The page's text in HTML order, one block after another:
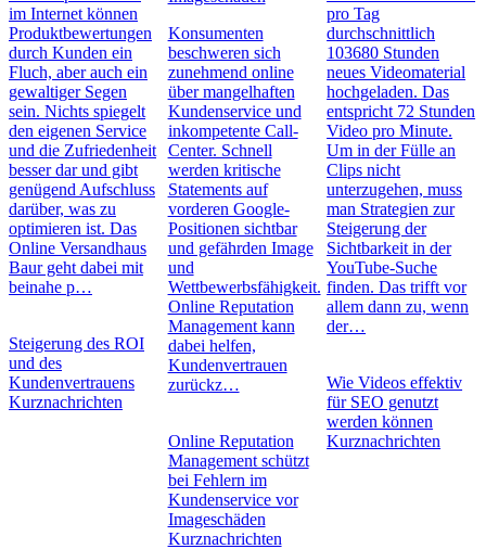
im Internet können
Produktbewertungen
durch Kunden ein
Fluch, aber auch ein
gewaltiger Segen
sein. Nichts spiegelt
den eigenen Service
und die Zufriedenheit
besser dar und gibt
genügend Aufschluss
darüber, was zu
optimieren ist. Das
Online Versandhaus
Baur geht dabei mit
beinahe p…
Steigerung des ROI
und des
Kundenvertrauens
Kurznachrichten
Konsumenten
beschweren sich
zunehmend online
über mangelhaften
Kundenservice und
inkompetente Call-
Center. Schnell
werden kritische
Statements auf
vorderen Google-
Positionen sichtbar
und gefährden Image
und
Wettbewerbsfähigkeit.
Online Reputation
Management kann
dabei helfen,
Kundenvertrauen
zurückz…
Online Reputation
Management schützt
bei Fehlern im
Kundenservice vor
Imageschäden
Kurznachrichten
pro Tag
durchschnittlich
103680 Stunden
neues Videomaterial
hochgeladen. Das
entspricht 72 Stunden
Video pro Minute.
Um in der Fülle an
Clips nicht
unterzugehen, muss
man Strategien zur
Steigerung der
Sichtbarkeit in der
YouTube-Suche
finden. Das trifft vor
allem dann zu, wenn
der…
Wie Videos effektiv
für SEO genutzt
werden können
Kurznachrichten